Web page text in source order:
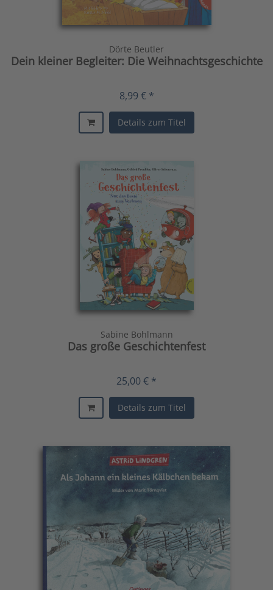
Dörte Beutler
Dein kleiner Begleiter: Die Weihnachtsgeschichte
8,99 € *
Details zum Titel
Sabine Bohlmann
Das große Geschichtenfest
25,00 € *
Details zum Titel